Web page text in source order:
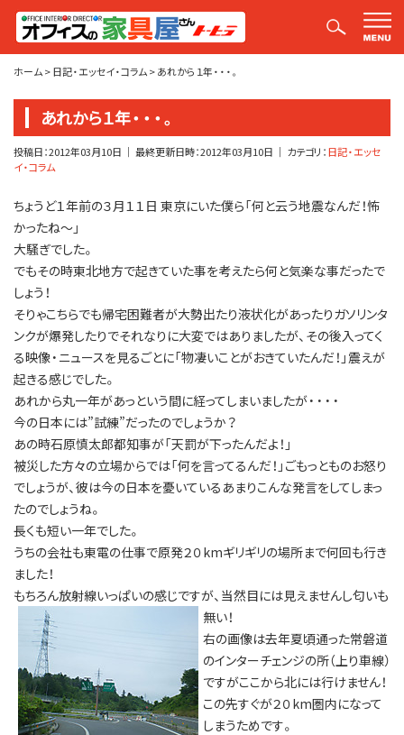
平山社長のブログ【釣りばかり日誌】
ホーム>日記・エッセイ・コラム>あれから１年・・・。
あれから１年・・・。
投稿日：2012年03月10日 ｜ 最終更新日時：2012年03月10日 ｜ カテゴリ：日記・エッセ
イ・コラム
ちょうど１年前の３月１１日 東京にいた僕ら「何と云う地震なんだ！怖
かったね～」
大騒ぎでした。
でもその時東北地方で起きていた事を考えたら何と気楽な事だったで
しょう！
そりゃこちらでも帰宅困難者が大勢出たり液状化があったりガソリンタ
ンクが爆発したりでそれなりに大変ではありましたが、その後入ってく
る映像・ニュースを見るごとに「物凄いことがおきていたんだ！」震えが
起きる感じでした。
あれから丸一年があっという間に経ってしまいましたが・・・・
今の日本には”試練”だったのでしょうか？
あの時石原慎太郎都知事が「天罰が下ったんだよ！」
被災した方々の立場からでは「何を言ってるんだ！」ごもっとものお怒り
でしょうが、彼は今の日本を憂いているあまりこんな発言をしてしまっ
たのでしょうね。
長くも短い一年でした。
うちの会社も東電の仕事で原発２０kmギリギリの場所まで何回も行き
ました！
もちろん放射線いっぱいの感じですが、当然目には見えませんし匂いも
無い！
右の画像は去年夏頃通った常磐道
のインターチェンジの所（上り車線）
ですがここから北には行けません！
この先すぐが２０km圏内になって
しまうためです。